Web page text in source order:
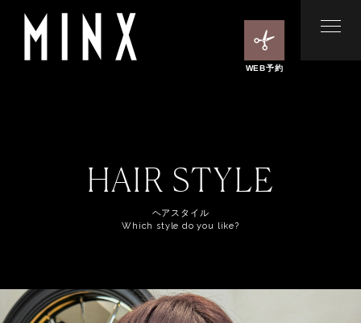
WEB予約
HAIR STYLE
ヘアスタイル
Which style do you like?